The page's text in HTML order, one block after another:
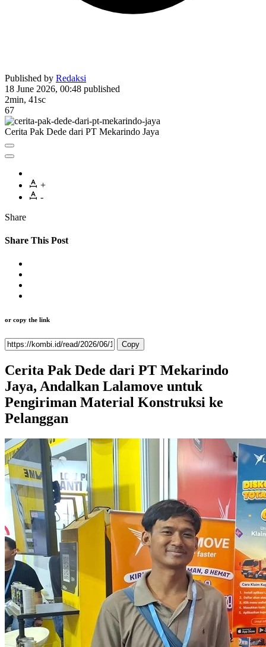
Published by Redaksi
18 June 2026, 00:48 published
2min, 41sc
67
Cerita Pak Dede dari PT Mekarindo Jaya
+
-
Share
Share This Post
or copy the link
Copy
Cerita Pak Dede dari PT Mekarindo
Jaya, Andalkan Lalamove untuk
Pengiriman Material Konstruksi ke
Pelanggan